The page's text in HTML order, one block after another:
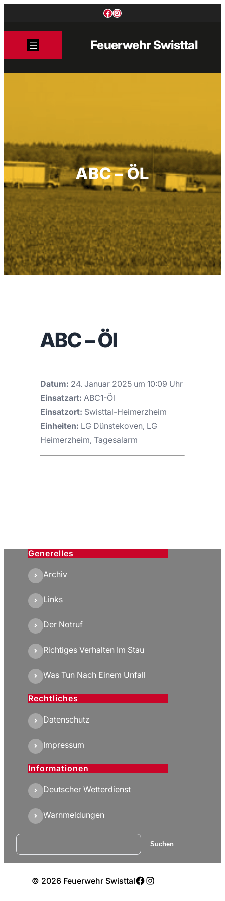
Facebook
Instagram
Feuerwehr Swisttal
ABC – ÖL
ABC – Öl
Datum: 24. Januar 2025 um 10:09 Uhr
Einsatzart: ABC1-Öl
Einsatzort: Swisttal-Heimerzheim
Einheiten: LG Dünstekoven, LG
Heimerzheim, Tagesalarm
Generelles
Archiv
Links
Der Notruf
Richtiges Verhalten Im Stau
Was Tun Nach Einem Unfall
Rechtliches
Datenschutz
Impressum
Informationen
Deutscher Wetterdienst
Warnmeldungen
Suchen Suchen
© 2026 Feuerwehr SwisttalFacebook
Instagram